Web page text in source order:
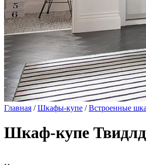
Главная /Шкафы-купе /Встроенные
Шкаф-купе